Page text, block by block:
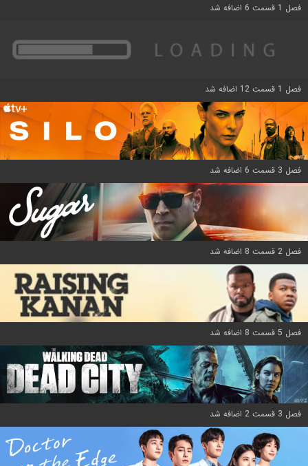
فصل 1 قسمت 6 اضافه شد
فصل 1 قسمت 12 اضافه شد
فصل 3 قسمت 6 اضافه شد
فصل 2 قسمت 8 اضافه شد
فصل 5 قسمت 8 اضافه شد
فصل 3 قسمت 2 اضافه شد